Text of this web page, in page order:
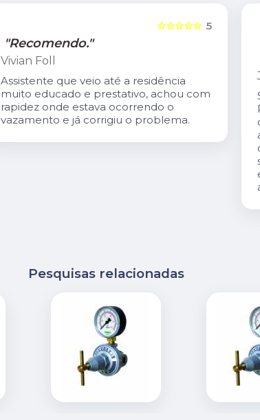
5
☆☆☆☆☆
"Recomendo."
Vivian Foll
Assistente que veio até a residência
muito educado e prestativo, achou com
rapidez onde estava ocorrendo o
vazamento e já corrigiu o problema.
Pesquisas relacionadas